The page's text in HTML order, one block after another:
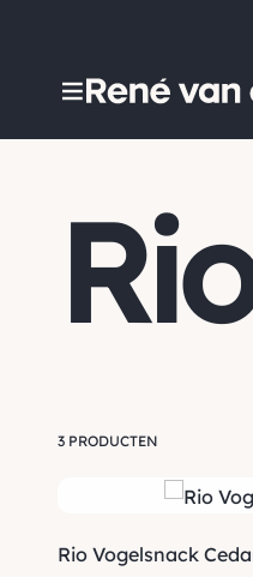
3 PRODUCTEN
Rio Vogelsnack